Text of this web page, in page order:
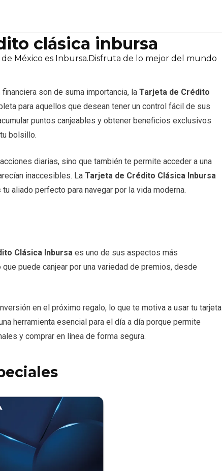
clásica inbursa
México es Inbursa.Disfruta de lo mejor del mundo
son de suma importancia, la Tarjeta de Crédito
para aquellos que desean tener un control fácil de sus
puntos canjeables y obtener beneficios exclusivos
bolsillo.
diarias, sino que también te permite acceder a una
inaccesibles. La Tarjeta de Crédito Clásica Inbursa
aliado perfecto para navegar por la vida moderna.
Clásica Inbursa es uno de sus aspectos más
puede canjear por una variedad de premios, desde
en el próximo regalo, lo que te motiva a usar tu tarjeta
herramienta esencial para el día a día porque permite
y comprar en línea de forma segura.